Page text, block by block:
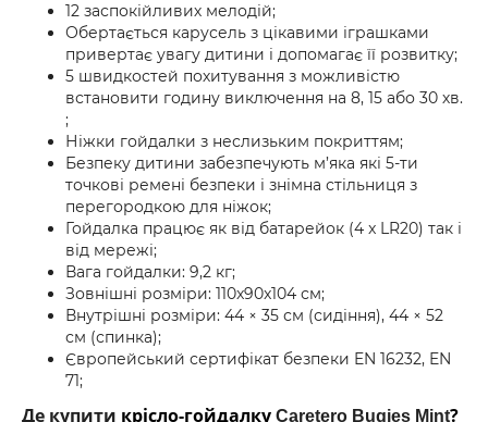
12 заспокійливих мелодій;
Обертається карусель з цікавими іграшками
привертає увагу дитини і допомагає її розвитку;
5 швидкостей похитування з можливістю
встановити годину виключення на 8, 15 або 30 хв.
;
Ніжки гойдалки з неслизьким покриттям;
Безпеку дитини забезпечують м’яка які 5-ти
точкові ремені безпеки і знімна стільниця з
перегородкою для ніжок;
Гойдалка працює як від батарейок (4 x LR20) так і
від мережі;
Вага гойдалки: 9,2 кг;
Зовнішні розміри: 110x90x104 см;
Внутрішні розміри: 44 × 35 см (сидіння), 44 × 52
см (спинка);
Європейський сертифікат безпеки EN 16232, EN
71;
Де купити крісло-гойдалку Caretero Bugies Mint?